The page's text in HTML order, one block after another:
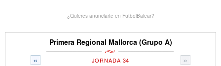
¿Quieres anunciarte en FutbolBalear?
Primera Regional Mallorca (Grupo A)
« »
JORNADA 34